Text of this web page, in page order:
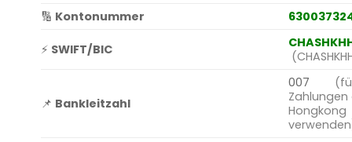
🔢 Kontonummer
⚡ SWIFT/BIC
📌 Bankleitzahl
007
Zahlungen
Hongkong